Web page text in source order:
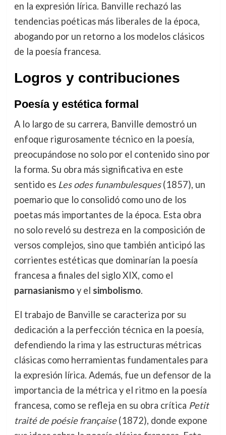
en la expresión lírica. Banville rechazó las
tendencias poéticas más liberales de la época,
abogando por un retorno a los modelos clásicos
de la poesía francesa.
Logros y contribuciones
Poesía y estética formal
A lo largo de su carrera, Banville demostró un
enfoque rigurosamente técnico en la poesía,
preocupándose no solo por el contenido sino por
la forma. Su obra más significativa en este
sentido es Les odes funambulesques(1857), un
poemario que lo consolidó como uno de los
poetas más importantes de la época. Esta obra
no solo reveló su destreza en la composición de
versos complejos, sino que también anticipó las
corrientes estéticas que dominarían la poesía
francesa a finales del siglo XIX, como el
parnasianismoy el simbolismo.
El trabajo de Banville se caracteriza por su
dedicación a la perfección técnica en la poesía,
defendiendo la rima y las estructuras métricas
clásicas como herramientas fundamentales para
la expresión lírica. Además, fue un defensor de la
importancia de la métrica y el ritmo en la poesía
francesa, como se refleja en su obra crítica Petit
traité de poésie française(1872), donde expone